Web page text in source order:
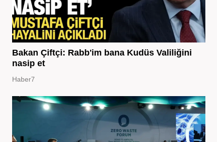
Bakan Çiftçi: Rabb'im bana Kudüs Valiliğini
nasip et
Haber7